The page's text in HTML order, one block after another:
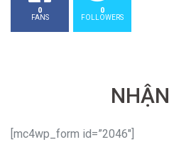
0
FANS
0
FOLLOWERS
NHẬN
[mc4wp_form id=”2046″]